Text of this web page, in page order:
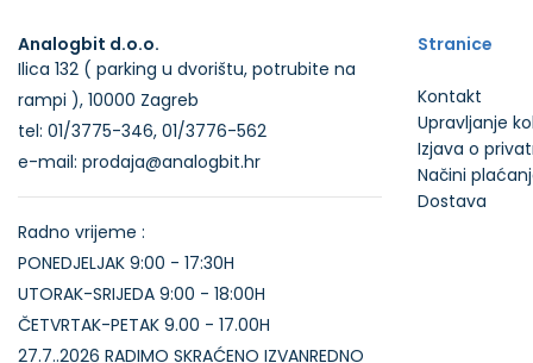
Analogbit d.o.o.
Ilica 132 ( parking u dvorištu, potrubite na
rampi ), 10000 Zagreb
tel: 01/3775-346, 01/3776-562
e-mail: prodaja@analogbit.hr
Radno vrijeme :
PONEDJELJAK 9:00 - 17:30H
UTORAK-SRIJEDA 9:00 - 18:00H
ČETVRTAK-PETAK 9.00 - 17.00H
27.7..2026 RADIMO SKRAĆENO IZVANREDNO
Stranice
Kontakt
Upravljanje
Izjava o
Načini
Dostava